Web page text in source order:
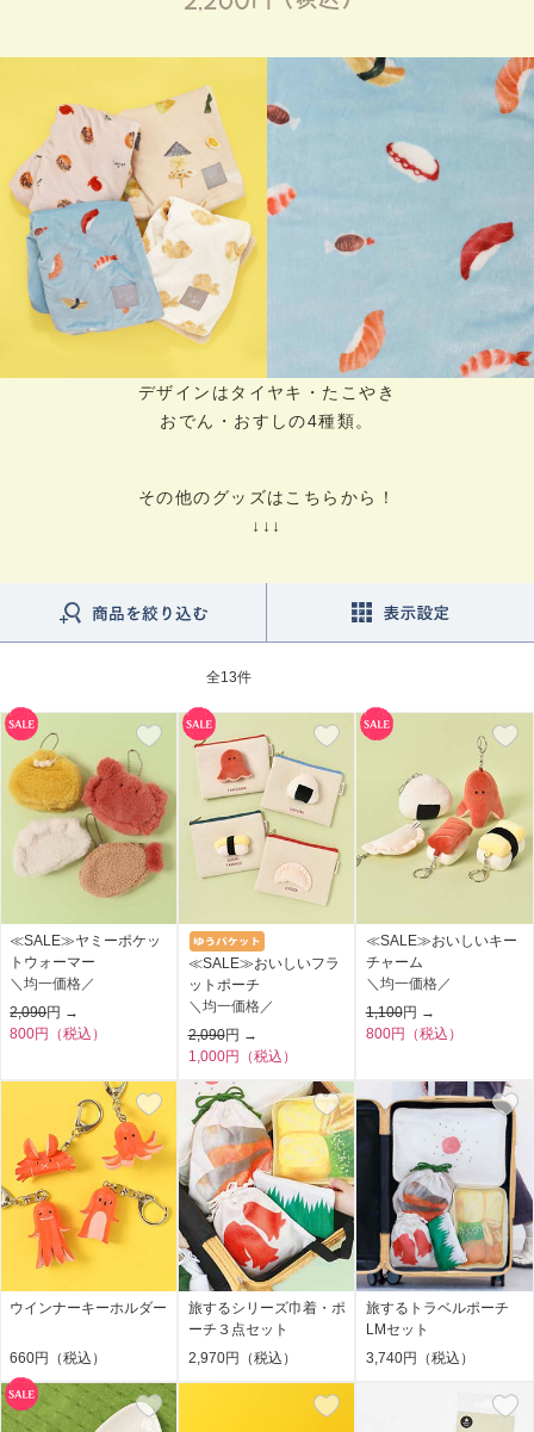
デザインはタイヤキ・たこやき
おでん・おすしの4種類。
その他のグッズはこちらから！
↓↓↓
全13件
≪SALE≫ヤミーポケッ
トウォーマー
＼均一価格／
2,090円 →
800円（税込）
≪SALE≫おいしいフラ
ットポーチ
＼均一価格／
2,090円 →
1,000円（税込）
≪SALE≫おいしいキー
チャーム
＼均一価格／
1,100円 →
800円（税込）
ウインナーキーホルダー
660円（税込）
旅するシリーズ巾着・ポ
ーチ３点セット
2,970円（税込）
旅するトラベルポーチ
LMセット
3,740円（税込）